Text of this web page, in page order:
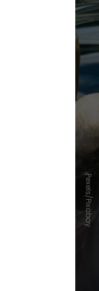
Pexels/Pixabay